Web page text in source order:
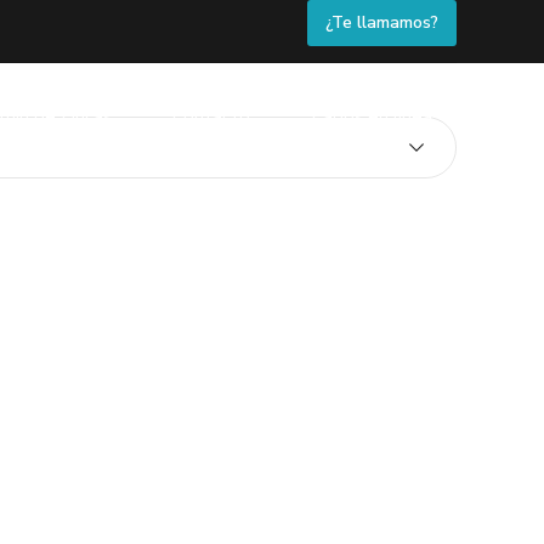
¿Te llamamos?
de Fincas Contacto Pagos en línea